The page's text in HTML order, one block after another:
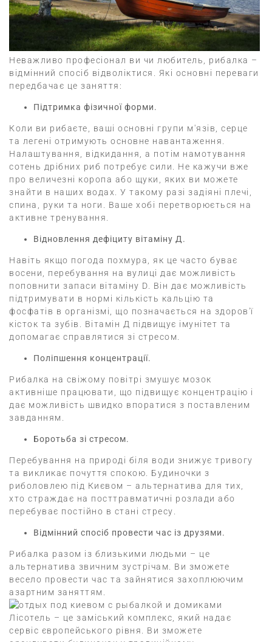
Неважливо професіонал ви чи любитель, рибалка –
відмінний спосіб відволіктися.
Які основні переваги
передбачає це заняття:
Підтримка фізичної форми.
Коли ви рибаєте, ваші основні групи м'язів, серце
та легені отримують основне навантаження.
Налаштування, відкидання, а потім намотування
сотень дрібних риб потребує сили.
Не кажучи вже
про величезні коропа або щуки, яких ви можете
знайти в наших водах.
У такому разі задіяні плечі,
спина, руки та ноги.
Ваше хобі перетворюється на
активне тренування.
Відновлення дефіциту вітаміну Д.
Навіть якщо погода похмура, як це часто буває
восени, перебування на вулиці дає можливість
поповнити запаси вітаміну D. Він дає можливість
підтримувати в нормі кількість кальцію та
фосфатів в організмі, що позначається на здоров'ї
кісток та зубів.
Вітамін Д підвищує імунітет та
допомагає справлятися зі стресом.
Поліпшення концентрації.
Рибалка на свіжому повітрі змушує мозок
активніше працювати, що підвищує концентрацію і
дає можливість швидко впоратися з поставленим
завданням.
Боротьба зі стресом.
Перебування на природі біля води знижує тривогу
та викликає почуття спокою.
Будиночки з
риболовлею під Києвом – альтернатива для тих,
хто страждає на посттравматичні розлади або
перебуває постійно в стані стресу.
Відмінний спосіб провести час із друзями.
Рибалка разом із близькими людьми – це
альтернатива звичним зустрічам.
Ви зможете
весело провести час та зайнятися захоплюючим
азартним заняттям.
Лісотель – це заміський комплекс, який надає
сервіс європейського рівня.
Ви зможете